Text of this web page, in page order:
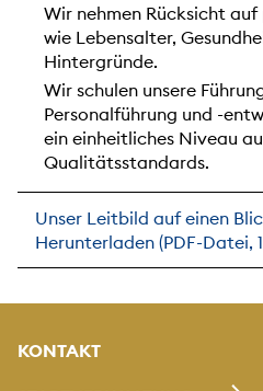
Wir nehmen Rücksicht
wie Lebensalter,
Hintergründe.
Wir schulen unsere
Personalführung und -
ein einheitliches Niveau
Qualitätsstandards.
Unser Leitbild auf einen
Herunterladen (PDF-Datei,
KONTAKT